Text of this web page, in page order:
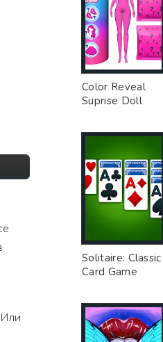
Color Reveal
Suprise Doll
Solitaire: Classic
Card Game